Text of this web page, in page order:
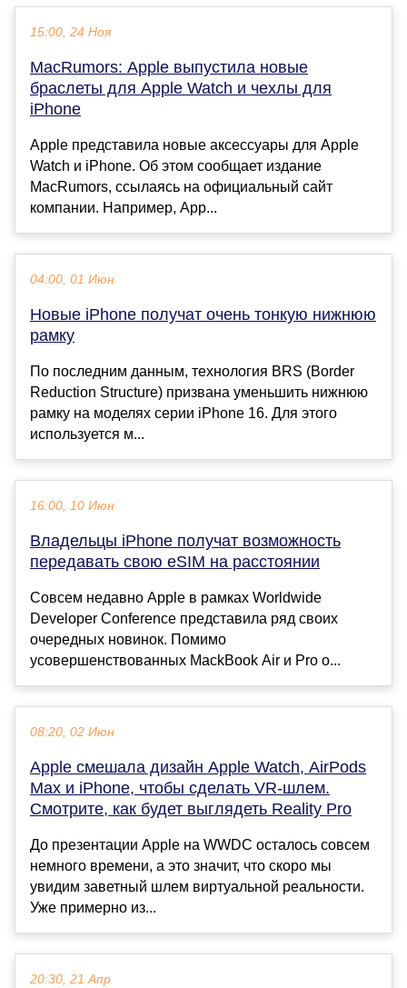
15:00, 24 Ноя
MacRumors: Apple выпустила новые
браслеты для Apple Watch и чехлы для
iPhone
Apple представила новые аксессуары для Apple
Watch и iPhone. Об этом сообщает издание
MacRumors, ссылаясь на официальный сайт
компании. Например, App...
04:00, 01 Июн
Новые iPhone получат очень тонкую нижнюю
рамку
По последним данным, технология BRS (Border
Reduction Structure) призвана уменьшить нижнюю
рамку на моделях серии iPhone 16. Для этого
используется м...
16:00, 10 Июн
Владельцы iPhone получат возможность
передавать свою eSIM на расстоянии
Совсем недавно Apple в рамках Worldwide
Developer Conference представила ряд своих
очередных новинок. Помимо
усовершенствованных MackBook Air и Pro о...
08:20, 02 Июн
Apple смешала дизайн Apple Watch, AirPods
Max и iPhone, чтобы сделать VR-шлем.
Смотрите, как будет выглядеть Reality Pro
До презентации Apple на WWDC осталось совсем
немного времени, а это значит, что скоро мы
увидим заветный шлем виртуальной реальности.
Уже примерно из...
20:30, 21 Апр